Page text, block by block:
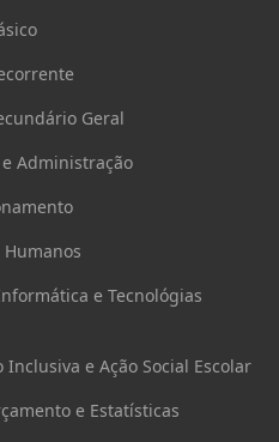
Geral
Administração
e Tecnológias
e Ação Social Escolar
e Estatísticas